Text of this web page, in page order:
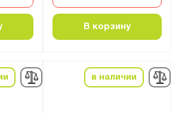
В корзину
в наличии